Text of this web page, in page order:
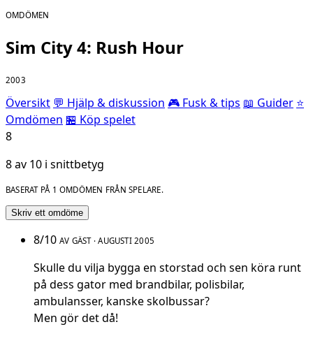
OMDÖMEN
Sim City 4: Rush Hour
2003
Översikt 💬 Hjälp & diskussion 🎮 Fusk & tips 📖 Guider ⭐
Omdömen 🏪 Köp spelet
8
8 av 10 i snittbetyg
BASERAT PÅ 1 OMDÖMEN FRÅN SPELARE.
Skriv ett omdöme
8/10 AV GÄST · AUGUSTI 2005
Skulle du vilja bygga en storstad och sen köra runt
på dess gator med brandbilar, polisbilar,
ambulansser, kanske skolbussar?
Men gör det då!